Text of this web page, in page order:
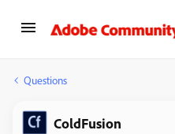
Questions
ColdFusion